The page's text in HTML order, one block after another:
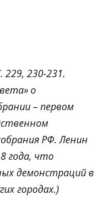
229, 230-231.
о
– первом
РФ. Ленин
года, что
демонстраций в
городах.)